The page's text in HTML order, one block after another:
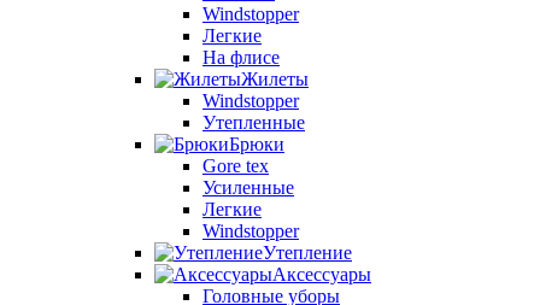
Windstopper
Легкие
На флисе
Жилеты
Windstopper
Утепленные
Брюки
Gore tex
Усиленные
Легкие
Windstopper
Утепление
Аксессуары
Головные уборы